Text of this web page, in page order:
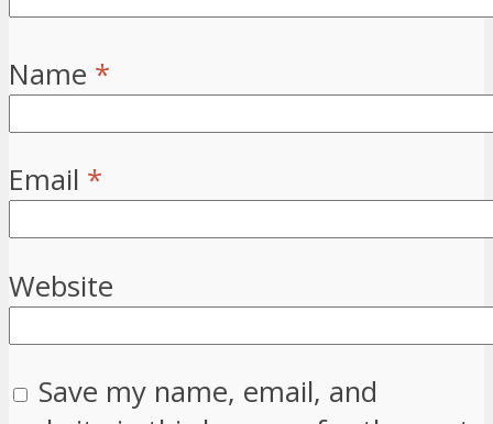
Name *
Email *
Website
Save my name, email, and